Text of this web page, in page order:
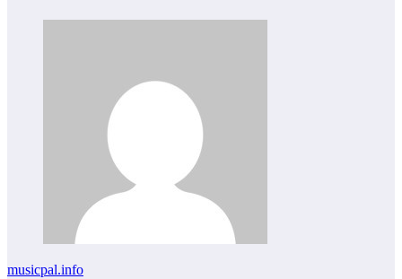
musicpal.info